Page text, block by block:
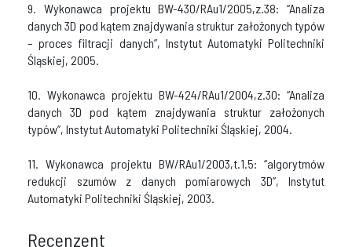
9. Wykonawca projektu BW-430/RAu1/2005,z.38: “Analiza
danych 3D pod kątem znajdywania struktur założonych typów
– proces filtracji danych”, Instytut Automatyki Politechniki
Śląskiej, 2005.
10. Wykonawca projektu BW-424/RAu1/2004,z.30: “Analiza
danych 3D pod kątem znajdywania struktur założonych
typów”, Instytut Automatyki Politechniki Śląskiej, 2004.
11. Wykonawca projektu BW/RAu1/2003,t.1.5: “algorytmów
redukcji szumów z danych pomiarowych 3D”, Instytut
Automatyki Politechniki Śląskiej, 2003.
Recenzent